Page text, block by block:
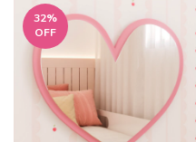
32%
OFF